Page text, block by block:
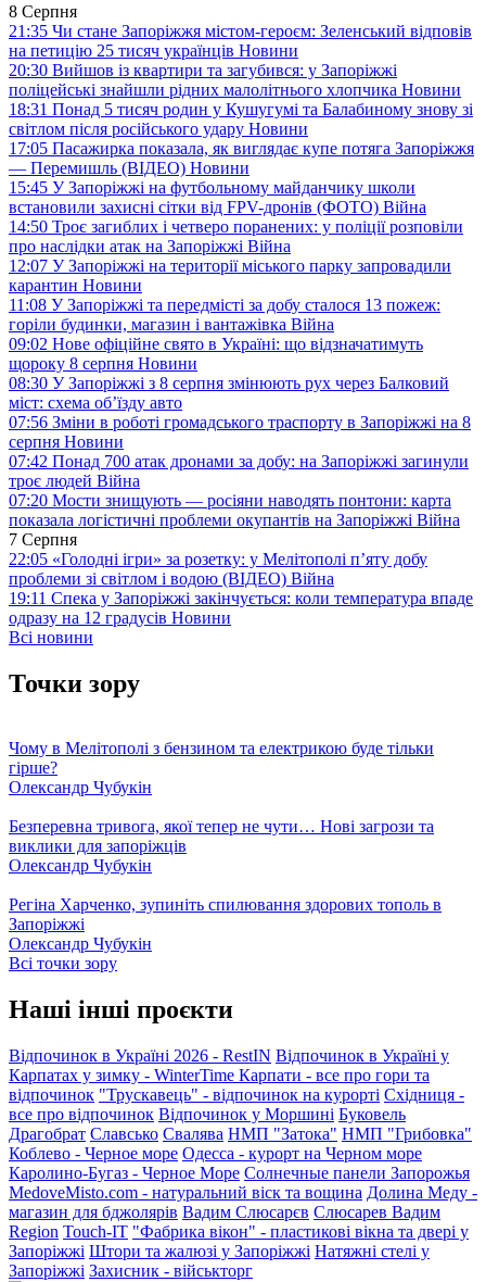
8 Серпня
21:35 Чи стане Запоріжжя містом-героєм: Зеленський відповів
на петицію 25 тисяч українців Новини
20:30 Вийшов із квартири та загубився: у Запоріжжі
поліцейські знайшли рідних малолітнього хлопчика Новини
18:31 Понад 5 тисяч родин у Кушугумі та Балабиному знову зі
світлом після російського удару Новини
17:05 Пасажирка показала, як виглядає купе потяга Запоріжжя
— Перемишль (ВІДЕО) Новини
15:45 У Запоріжжі на футбольному майданчику школи
встановили захисні сітки від FPV-дронів (ФОТО) Війна
14:50 Троє загиблих і четверо поранених: у поліції розповіли
про наслідки атак на Запоріжжі Війна
12:07 У Запоріжжі на території міського парку запровадили
карантин Новини
11:08 У Запоріжжі та передмісті за добу сталося 13 пожеж:
горіли будинки, магазин і вантажівка Війна
09:02 Нове офіційне свято в Україні: що відзначатимуть
щороку 8 серпня Новини
08:30 У Запоріжжі з 8 серпня змінюють рух через Балковий
міст: схема об’їзду авто
07:56 Зміни в роботі громадського траспорту в Запоріжжі на 8
серпня Новини
07:42 Понад 700 атак дронами за добу: на Запоріжжі загинули
троє людей Війна
07:20 Мости знищують — росіяни наводять понтони: карта
показала логістичні проблеми окупантів на Запоріжжі Війна
7 Серпня
22:05 «Голодні ігри» за розетку: у Мелітополі п’яту добу
проблеми зі світлом і водою (ВІДЕО) Війна
19:11 Спека у Запоріжжі закінчується: коли температура впаде
одразу на 12 градусів Новини
Всі новини
Точки зору
Чому в Мелітополі з бензином та електрикою буде тільки
гірше?
Олександр Чубукін
Безперевна тривога, якої тепер не чути… Нові загрози та
виклики для запоріжців
Олександр Чубукін
Регіна Харченко, зупиніть спилювання здорових тополь в
Запоріжжі
Олександр Чубукін
Всі точки зору
Наші інші проєкти
Відпочинок в Україні 2026 - RestIN Відпочинок в Україні у
Карпатах у зимку - WinterTime Карпати - все про гори та
відпочинок "Трускавець" - відпочинок на курорті Східниця -
все про відпочинок Відпочинок у Моршині Буковель
Драгобрат Славсько Свалява НМП "Затока" НМП "Грибовка"
Коблево - Черное море Одесса - курорт на Черном море
Каролино-Бугаз - Черное Море Солнечные панели Запорожья
MedoveMisto.com - натуральний віск та вощина Долина Меду -
магазин для бджолярів Вадим Слюсарєв Слюсарев Вадим
Region Touch-IT "Фабрика вікон" - пластикові вікна та двері у
Запоріжжі Штори та жалюзі у Запоріжжі Натяжні стелі у
Запоріжжі Захисник - військторг